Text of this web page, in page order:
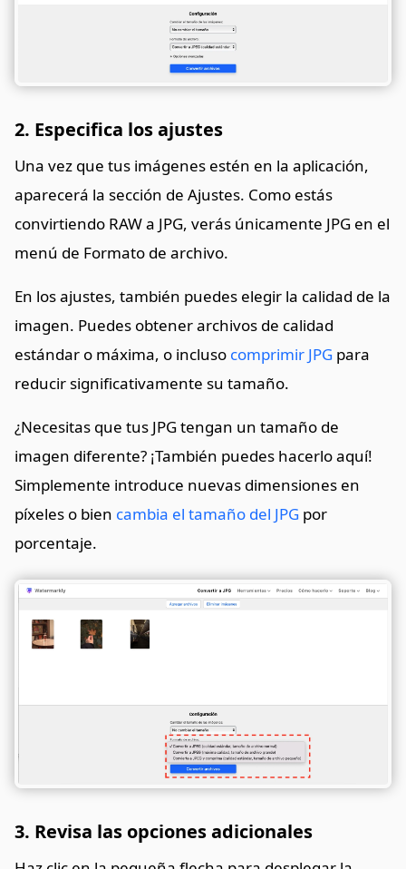
2. Especifica los ajustes
Una vez que tus imágenes estén en la aplicación,
aparecerá la sección de Ajustes. Como estás
convirtiendo RAW a JPG, verás únicamente JPG en el
menú de Formato de archivo.
En los ajustes, también puedes elegir la calidad de la
imagen. Puedes obtener archivos de calidad
estándar o máxima, o incluso comprimir JPG para
reducir significativamente su tamaño.
¿Necesitas que tus JPG tengan un tamaño de
imagen diferente? ¡También puedes hacerlo aquí!
Simplemente introduce nuevas dimensiones en
píxeles o bien cambia el tamaño del JPG por
porcentaje.
3. Revisa las opciones adicionales